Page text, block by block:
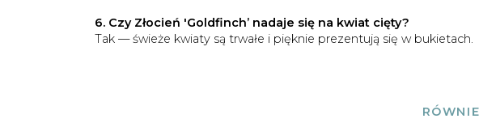
6. Czy Złocień 'Goldfinch’ nadaje się na kwiat cięty?
Tak — świeże kwiaty są trwałe i pięknie prezentują się w bukietach.